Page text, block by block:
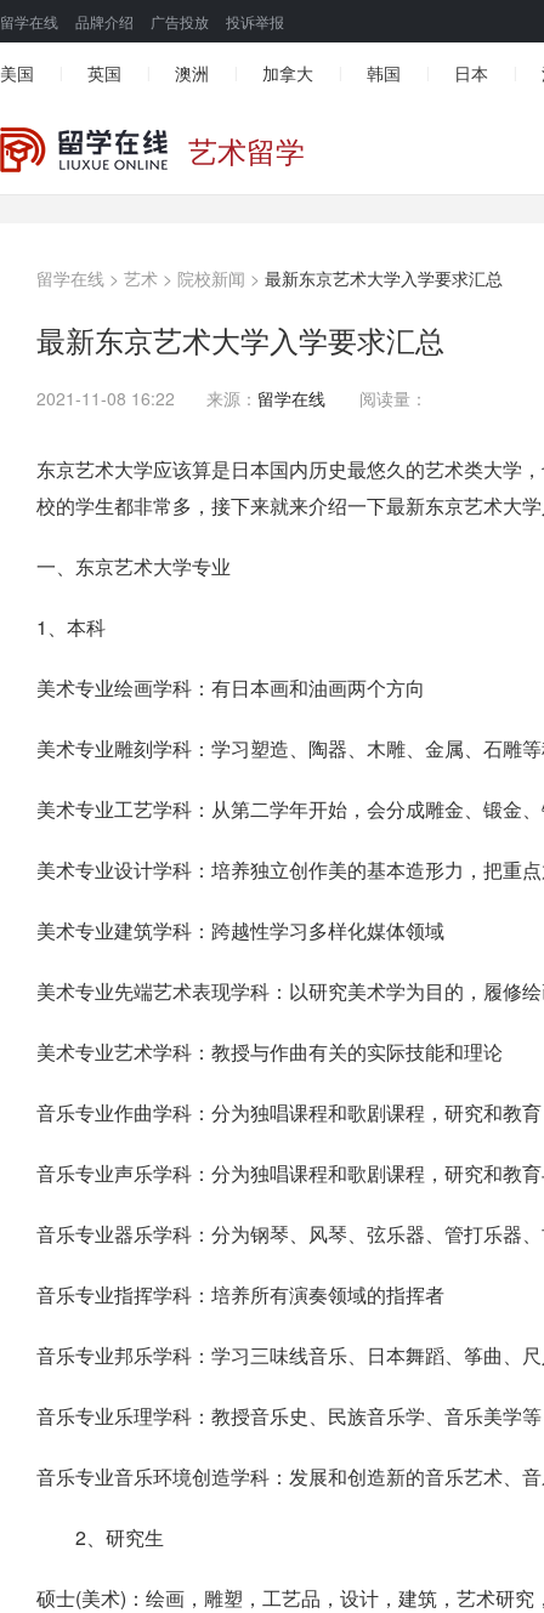
留学在线 品牌介绍 广告投放 投诉举报
美国 英国 澳洲 加拿大 韩国 日本
艺术留学
留学在线 > 艺术 > 院校新闻 > 最新东京艺术大学入学要求汇总
最新东京艺术大学入学要求汇总
2021-11-08 16:22 来源： 留学在线 阅读量：
东京艺术大学应该算是日本国内历史最悠久的艺术类大学
校的学生都非常多，接下来就来介绍一下最新东京艺术大
一、东京艺术大学专业
1、本科
美术专业绘画学科：有日本画和油画两个方向
美术专业雕刻学科：学习塑造、陶器、木雕、金属、石雕
美术专业工艺学科：从第二学年开始，会分成雕金、锻金
美术专业设计学科：培养独立创作美的基本造形力，把重
美术专业建筑学科：跨越性学习多样化媒体领域
美术专业先端艺术表现学科：以研究美术学为目的，履修
美术专业艺术学科：教授与作曲有关的实际技能和理论
音乐专业作曲学科：分为独唱课程和歌剧课程，研究和教育
音乐专业声乐学科：分为独唱课程和歌剧课程，研究和教
音乐专业器乐学科：分为钢琴、风琴、弦乐器、管打乐器
音乐专业指挥学科：培养所有演奏领域的指挥者
音乐专业邦乐学科：学习三味线音乐、日本舞蹈、筝曲、
音乐专业乐理学科：教授音乐史、民族音乐学、音乐美学等
音乐专业音乐环境创造学科：发展和创造新的音乐艺术、
2、研究生
硕士(美术)：绘画，雕塑，工艺品，设计，建筑，艺术研